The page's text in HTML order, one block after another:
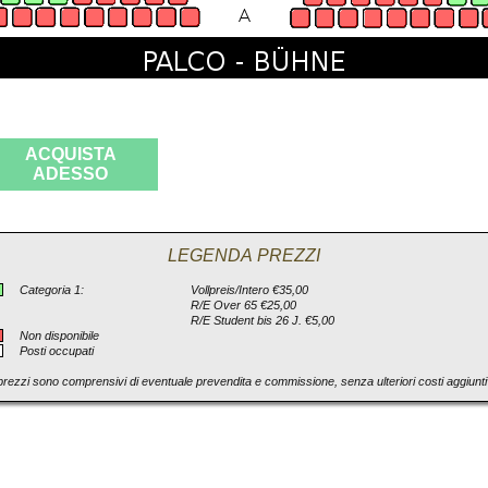
ACQUISTA
ADESSO
LEGENDA PREZZI
Categoria 1:
Vollpreis/Intero €35,00
R/E Over 65 €25,00
R/E Student bis 26 J. €5,00
Non disponibile
Posti occupati
sono comprensivi di eventuale prevendita e commissione, senza ulteriori costi